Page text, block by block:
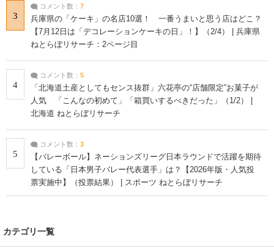
3
コメント数： 7
兵庫県の「ケーキ」の名店10選！ 一番うまいと思う店はどこ？
【7月12日は「デコレーションケーキの日」！】（2/4） | 兵庫県
ねとらぼリサーチ：2ページ目
4
コメント数： 5
「北海道土産としてもセンス抜群」六花亭の“店舗限定”お菓子が
人気 「こんなの初めて」「箱買いするべきだった」（1/2） |
北海道 ねとらぼリサーチ
5
コメント数： 3
【バレーボール】ネーションズリーグ日本ラウンドで活躍を期待
している「日本男子バレー代表選手」は？【2026年版・人気投
票実施中】（投票結果） | スポーツ ねとらぼリサーチ
カテゴリ一覧